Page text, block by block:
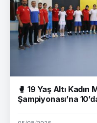
🥊 19 Yaş Altı Kadın
Şampiyonası’na